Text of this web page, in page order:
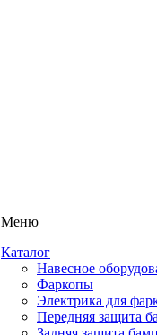
Меню
Каталог
Навесное
Фаркопы
Электрика для
Передняя защита